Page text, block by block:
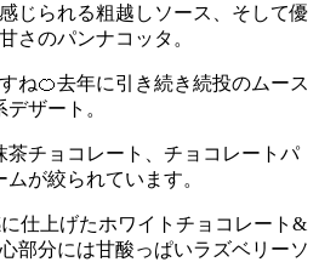
じられる粗越しソース、そして優
さのパンナコッタ。
ね🍊去年に引き続き続投のムース
デザート。
茶チョコレート、チョコレートパ
が絞られています。
仕上げたホワイトチョコレート&
部分には甘酸っぱいラズベリーソ